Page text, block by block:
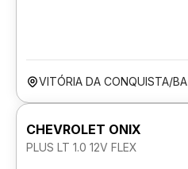
VITÓRIA DA CONQUISTA/BA
CHEVROLET ONIX
PLUS LT 1.0 12V FLEX